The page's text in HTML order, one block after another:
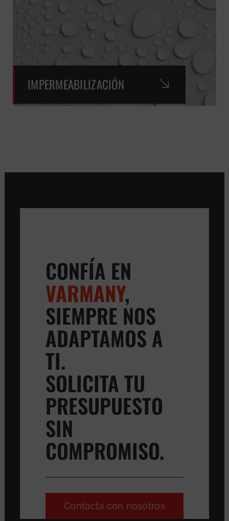
IMPERMEABILIZACIÓN
CONFÍA EN
VARMANY,
SIEMPRE NOS
ADAPTAMOS A
TI.
SOLICITA TU
PRESUPUESTO
SIN
COMPROMISO.
Contacta con nosotros